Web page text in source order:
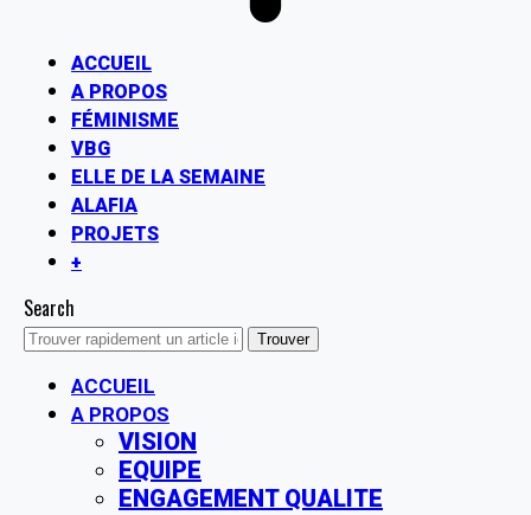
ACCUEIL
A PROPOS
FÉMINISME
VBG
ELLE DE LA SEMAINE
ALAFIA
PROJETS
+
Search
ACCUEIL
A PROPOS
VISION
EQUIPE
ENGAGEMENT QUALITE